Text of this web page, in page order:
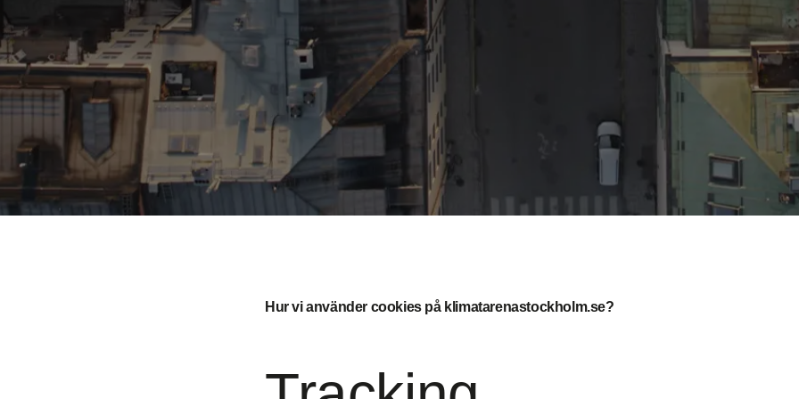
Hur vi använder cookies på klimatarenastockholm.se?